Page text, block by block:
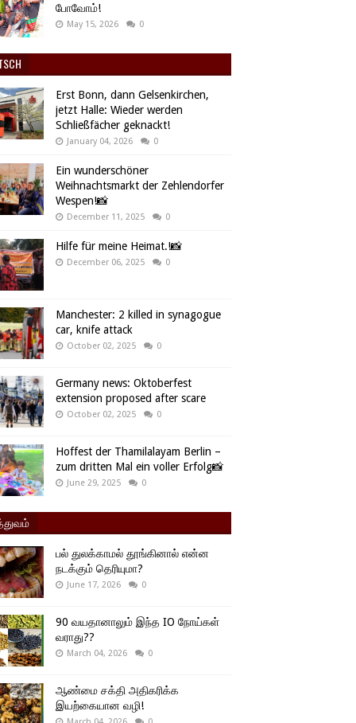
போவோம்!
May 15, 2026 0
Erst Bonn, dann Gelsenkirchen,
jetzt Halle: Wieder werden
Schließfächer geknackt!
January 04, 2026 0
Ein wunderschöner
Weihnachtsmarkt der Zehlendorfer
Wespen!📸
December 11, 2025 0
Hilfe für meine Heimat.!📸
December 06, 2025 0
Manchester: 2 killed in synagogue
car, knife attack
October 02, 2025 0
Germany news: Oktoberfest
extension proposed after scare
October 02, 2025 0
Hoffest der Thamilalayam Berlin –
zum dritten Mal ein voller Erfolg📸
June 29, 2025 0
பல் துலக்காமல் தூங்கினால் என்ன
நடக்கும் தெரியுமா?
June 17, 2026 0
90 வயதானாலும் இந்த IO நோய்கள்
வராது??
March 04, 2026 0
ஆண்மை சக்தி அதிகரிக்க
இயற்கையான வழி!